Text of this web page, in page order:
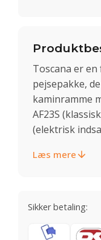
Toscana er
pejsepakke,
kaminramme
AF23S
(elektrisk
Læs mere
Sikker betaling: